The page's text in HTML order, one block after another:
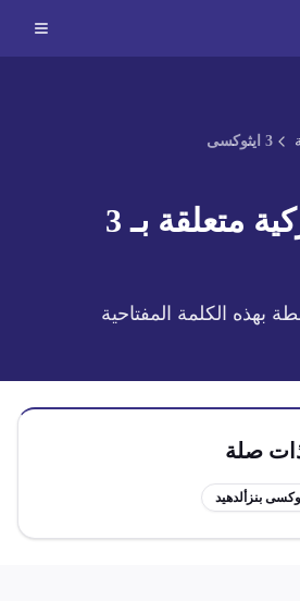
3 ايثوكسى
متعلقة بـ 3
بهذه الكلمة المفتاحية
صلة